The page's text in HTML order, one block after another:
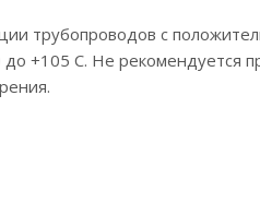
трубопроводов с
+105 С. Не рекомендуется